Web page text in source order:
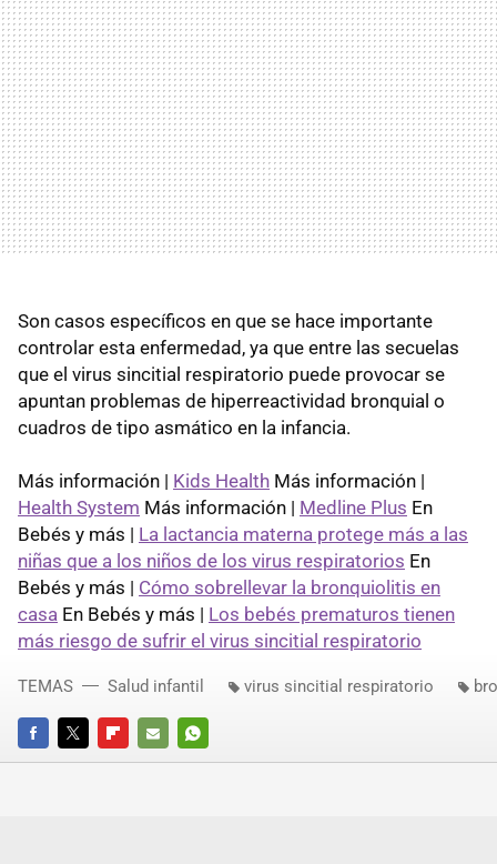
Son casos específicos en que se hace importante
controlar esta enfermedad, ya que entre las secuelas
que el virus sincitial respiratorio puede provocar se
apuntan problemas de hiperreactividad bronquial o
cuadros de tipo asmático en la infancia.
Más información | Kids Health Más información |
Health System Más información | Medline Plus En
Bebés y más | La lactancia materna protege más a las
niñas que a los niños de los virus respiratorios En
Bebés y más | Cómo sobrellevar la bronquiolitis en
casa En Bebés y más | Los bebés prematuros tienen
más riesgo de sufrir el virus sincitial respiratorio
FACEBOOKTWITTERFLIPBOARD
E-
WHATSAPP
TEMAS Salud infantil virus sincitial respiratorio